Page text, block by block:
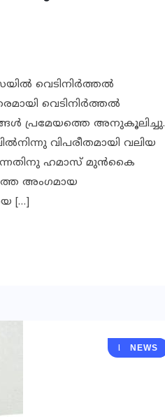
വെടിനിര്‍ത്തല്‍
വെടിനിര്‍ത്തല്‍
പ്രമേയത്തെ അനുകൂലിച്ചു.
വിപരീതമായി വലിയ
ഹമാസ് മുന്‍കൈ
അംഗമായ
[…]
KERALA
NEWS